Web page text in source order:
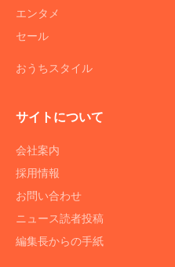
エンタメ
セール
おうちスタイル
サイトについて
会社案内
採用情報
お問い合わせ
ニュース読者投稿
編集長からの手紙